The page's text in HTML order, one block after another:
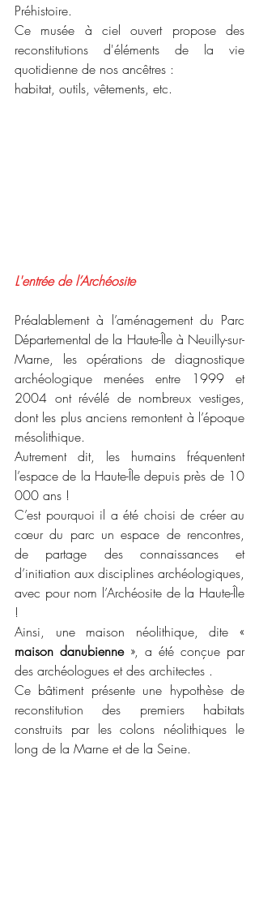
Préhistoire.
Ce musée à ciel ouvert propose des
reconstitutions d'éléments de la vie
quotidienne de nos ancêtres :
habitat, outils, vêtements, etc.
L'entrée de l’Archéosite
Préalablement à l’aménagement du Parc
Départemental de la Haute-Île à Neuilly-sur-
Marne, les opérations de diagnostique
archéologique menées entre 1999 et
2004 ont révélé de nombreux vestiges,
dont les plus anciens remontent à l’époque
mésolithique.
Autrement dit, les humains fréquentent
l’espace de la Haute-Île depuis près de 10
000 ans !
C’est pourquoi il a été choisi de créer au
cœur du parc un espace de rencontres,
de partage des connaissances et
d’initiation aux disciplines archéologiques,
avec pour nom l’Archéosite de la Haute-Île
!
maison danubienne », a été conçue par
des archéologues et des architectes .
Ce bâtiment présente une hypothèse de
reconstitution des premiers habitats
construits par les colons néolithiques le
long de la Marne et de la Seine.